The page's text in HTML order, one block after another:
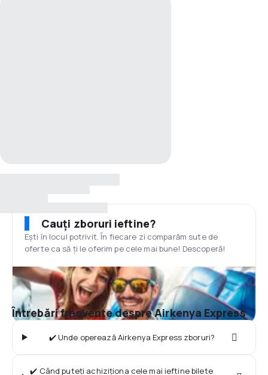
Cauți zboruri ieftine?
Ești în locul potrivit. În fiecare zi comparăm sute de
oferte ca să ți le oferim pe cele mai bune! Descoperă!
Întrebări frecvente despre Airkenya Express
✔️ Unde operează Airkenya Express zboruri?
✔️ Când puteți achiziționa cele mai ieftine bilete